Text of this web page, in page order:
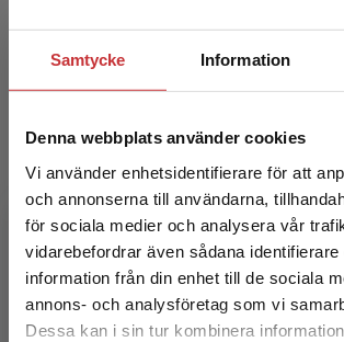
Samtycke Information
Denna webbplats använder cookies
Vi använder enhetsidentifierare för att
och annonserna till användarna,
för sociala medier och analysera vår
vidarebefordrar även sådana identifierare
information från din enhet till de sociala
annons- och analysföretag som vi
Dessa kan i sin tur kombinera
Begränsad
Stina Nylén
Stina Nylén är lärare i svenska och
grundskolans senare år och
även verksam som journalist med